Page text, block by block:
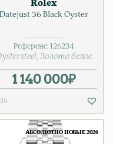
Rolex
Datejust 36 Black Oyster
Референс: 126234
Золото белое
1 140 000₽
36
АБСОЛЮТНО НОВЫЕ 2026